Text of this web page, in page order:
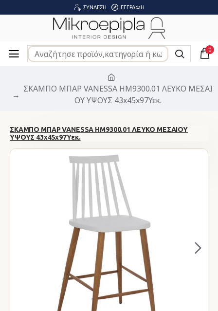
ΣΎΝΔΕΣΗ ΕΓΓΡΑΦΉ
0
ΣΚΑΜΠΟ ΜΠΑΡ VANESSA HM9300.01 ΛΕΥΚΟ ΜΕΣΑΙ
ΟΥ ΥΨΟΥΣ 43x45x97Υεκ.
ΣΚΑΜΠΟ ΜΠΑΡ VANESSA HM9300.01 ΛΕΥΚΟ ΜΕΣΑΙΟΥ
ΥΨΟΥΣ 43x45x97Υεκ.